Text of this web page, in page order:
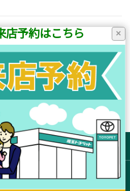
グ一覧に戻る
次の記事へ
イトマップ
×
店予約はこちら